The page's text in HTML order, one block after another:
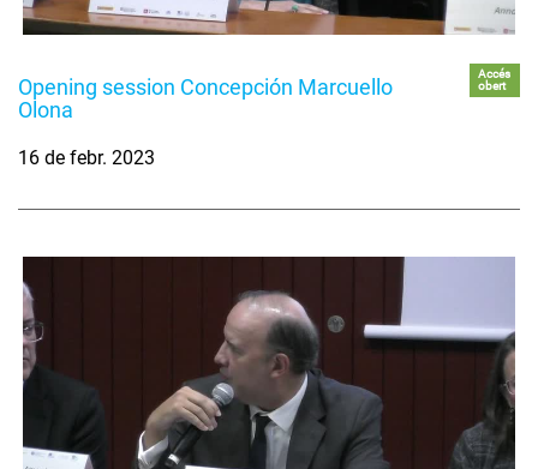
Opening session Concepción Marcuello
Olona
Accés
obert
16 de febr. 2023